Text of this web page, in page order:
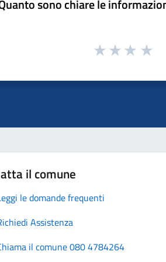
sono chiare le
il comune
le domande frequenti
Assistenza
il comune 080 4784264